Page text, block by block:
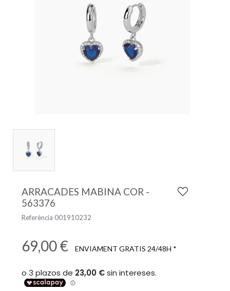
ARRACADES MABINA COR -
563376
Referència 001910232
69,00 € ENVIAMENT GRATIS 24/48H *